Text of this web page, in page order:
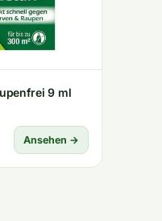
9 ml
Ansehen →